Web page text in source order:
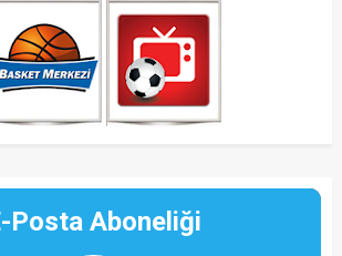
Posta Aboneliği